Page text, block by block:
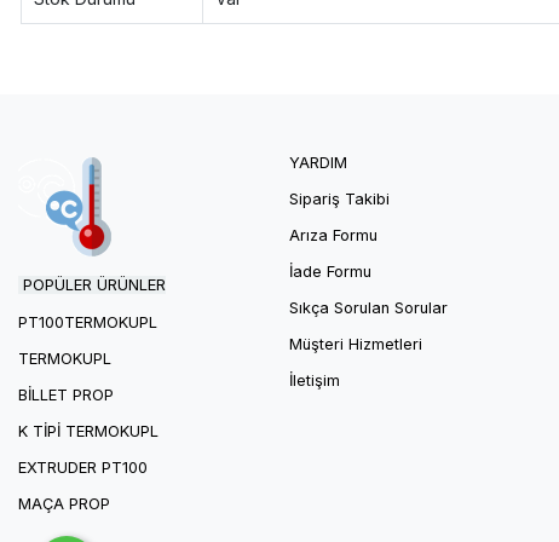
POPÜLER ÜRÜNLER
PT100TERMOKUPL
TERMOKUPL
BILLET PROP
K TIPI TERMOKUPL
EXTRUDER PT100
MAÇA PROP
YARDIM
Sipariş Takibi
Arıza Formu
İade Formu
Sıkça Sorulan Sorular
Müşteri Hizmetleri
İletişim